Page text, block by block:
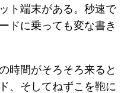
ト端末がある。秒速で
ドに乗っても変な書き
時間がそろそろ来ると
、そしてねずこを鞄に